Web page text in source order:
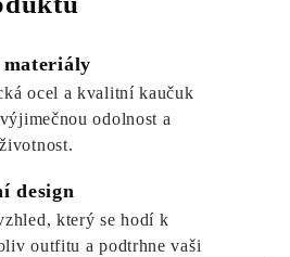
materiály
ocel a kvalitní kaučuk
odolnost a
design
který se hodí k
outfitu a podtrhne vaši